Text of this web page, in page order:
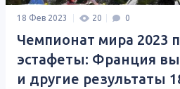
18 Фев 2023 20 0
Чемпионат мира 2023
эстафеты: Франция
и другие результаты